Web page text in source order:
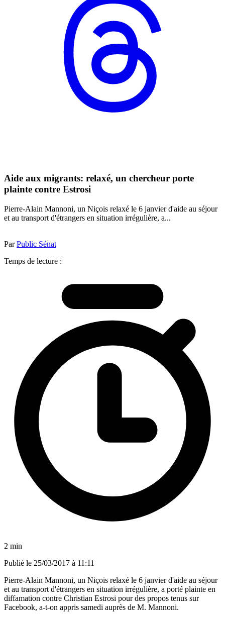
Aide aux migrants: relaxé, un chercheur porte
plainte contre Estrosi
Pierre-Alain Mannoni, un Niçois relaxé le 6 janvier d'aide au séjour
et au transport d'étrangers en situation irrégulière, a...
ParPublic Sénat
Temps de lecture :
2 min
Publié le 25/03/2017 à 11:11
Pierre-Alain Mannoni, un Niçois relaxé le 6 janvier d'aide au séjour
et au transport d'étrangers en situation irrégulière, a porté plainte en
diffamation contre Christian Estrosi pour des propos tenus sur
Facebook, a-t-on appris samedi auprès de M. Mannoni.